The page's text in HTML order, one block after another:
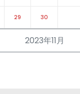
2023年11月
29 30